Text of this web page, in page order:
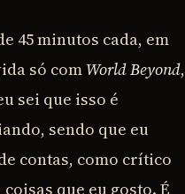
45 minutos cada, em
só com World Beyond,
sei que isso é
sendo que eu
contas, como crítico
que eu gosto. É